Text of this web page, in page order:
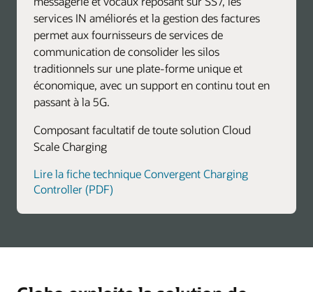
services IN améliorés et la gestion des factures
permet aux fournisseurs de services de
communication de consolider les silos
traditionnels sur une plate-forme unique et
économique, avec un support en continu tout en
passant à la 5G.
Composant facultatif de toute solution Cloud
Scale Charging
Lire la fiche technique Convergent Charging
Controller (PDF)